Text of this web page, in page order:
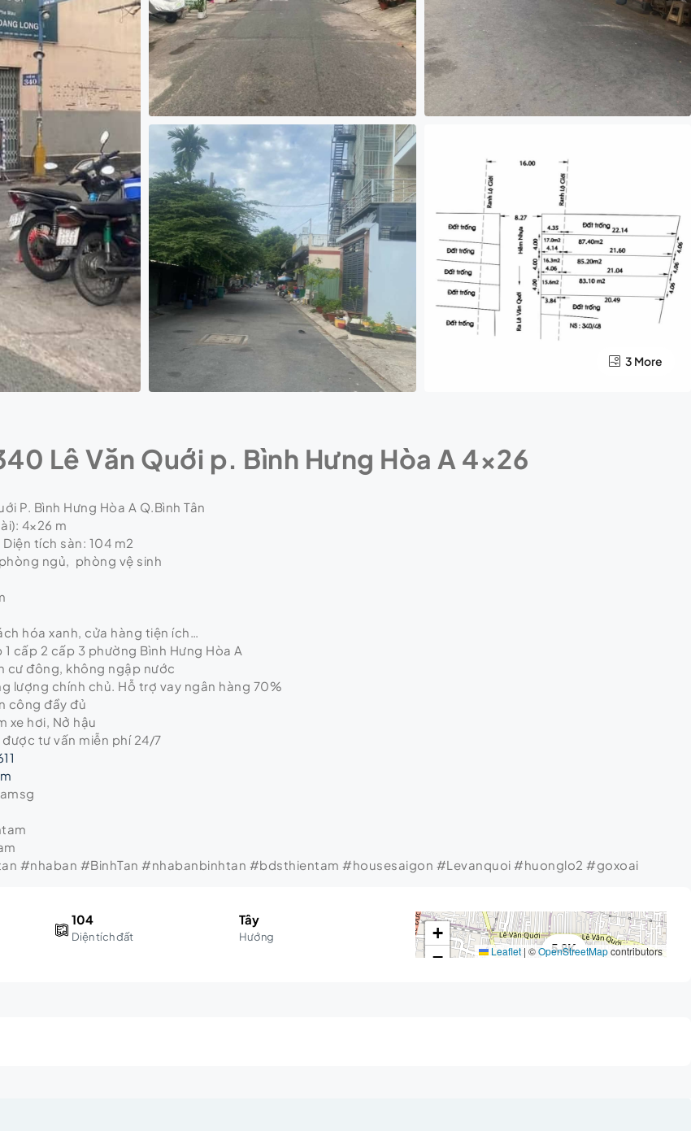
3 More
Lê Văn Quới p. Bình Hưng Hòa A 4×26
P. Bình Hưng Hòa A Q.Bình Tân
4×26 m
tích sàn: 104 m2
ngủ, phòng vệ sinh
hóa xanh, cửa hàng tiện ích…
cấp 2 cấp 3 phường Bình Hưng Hòa A
cư đông, không ngập nước
lượng chính chủ. Hỗ trợ vay ngân hàng 70%
công đầy đủ
xe hơi, Nở hậu
được tư vấn miễn phí 24/7
#nhaban #BinhTan #nhabanbinhtan #bdsthientam #housesaigon #Levanquoi #huonglo2 #goxoai
104
Diện tích đất
Tây
Hướng
5.8K
+
−
Leaflet | ©OpenStreetMapcontributors